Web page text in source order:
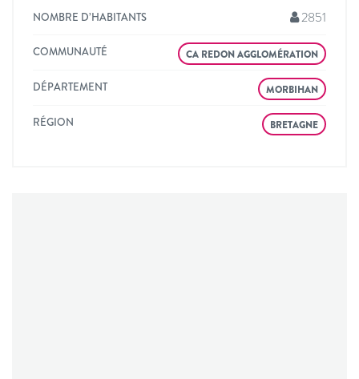
NOMBRE D’HABITANTS 2851
COMMUNAUTÉ CA REDON AGGLOMÉRATION
DÉPARTEMENT MORBIHAN
RÉGION BRETAGNE